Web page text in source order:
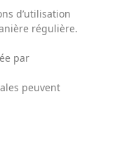
d’utilisation
régulière.
par
peuvent